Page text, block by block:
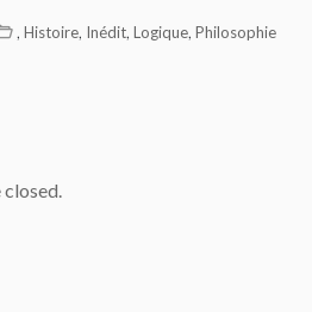
, Histoire, Inédit, Logique, Philosophie
closed.